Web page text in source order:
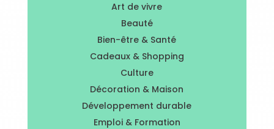
Art de vivre
Beauté
Bien-être & Santé
Cadeaux & Shopping
Culture
Décoration & Maison
Développement durable
Emploi & Formation